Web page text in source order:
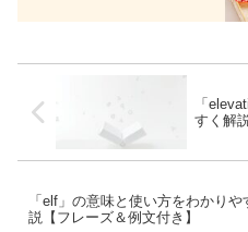
「
すく解
「elf」の意味と使い方をわかりや
説【フレーズ＆例文付き】